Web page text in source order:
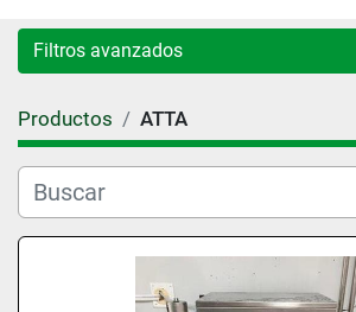
Filtros avanzados
Categoría
Condición
Productos ATTA
Ordenar por